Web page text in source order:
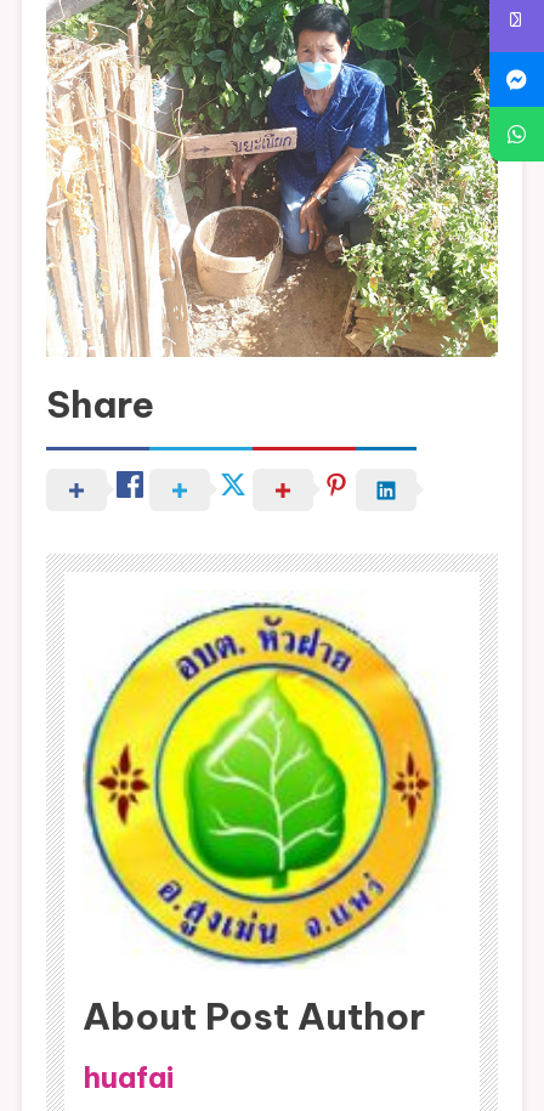
Share
About Post Author
huafai